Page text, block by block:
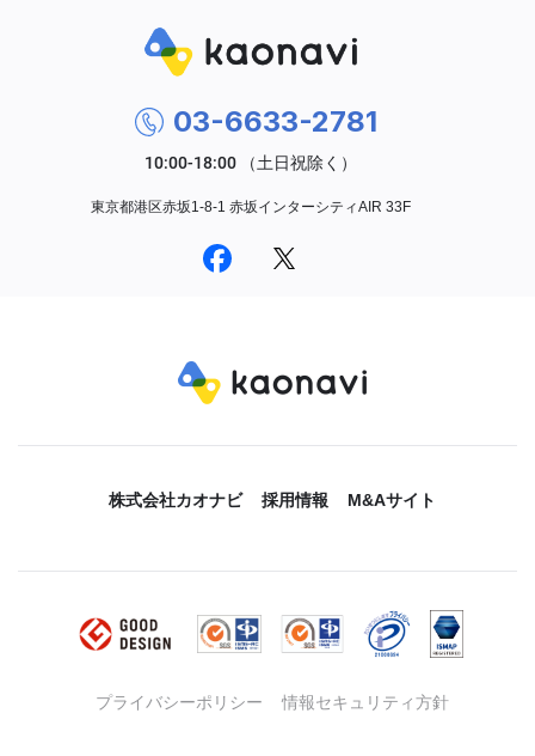
03-6633-2781
東京都港区赤坂1-8-1 赤坂インターシティAIR 33F
株式会社カオナビ 採用情報 M&Aサイト
プライバシーポリシー 情報セキュリティ方針